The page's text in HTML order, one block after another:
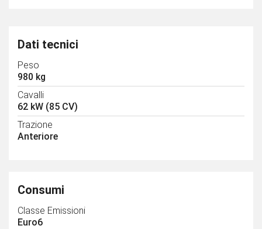
Dati tecnici
Peso
980 kg
Cavalli
62 kW (85 CV)
Trazione
Anteriore
Consumi
Classe Emissioni
Euro6